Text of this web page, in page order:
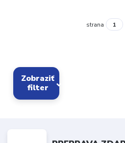
strana
Zobraziť
filter